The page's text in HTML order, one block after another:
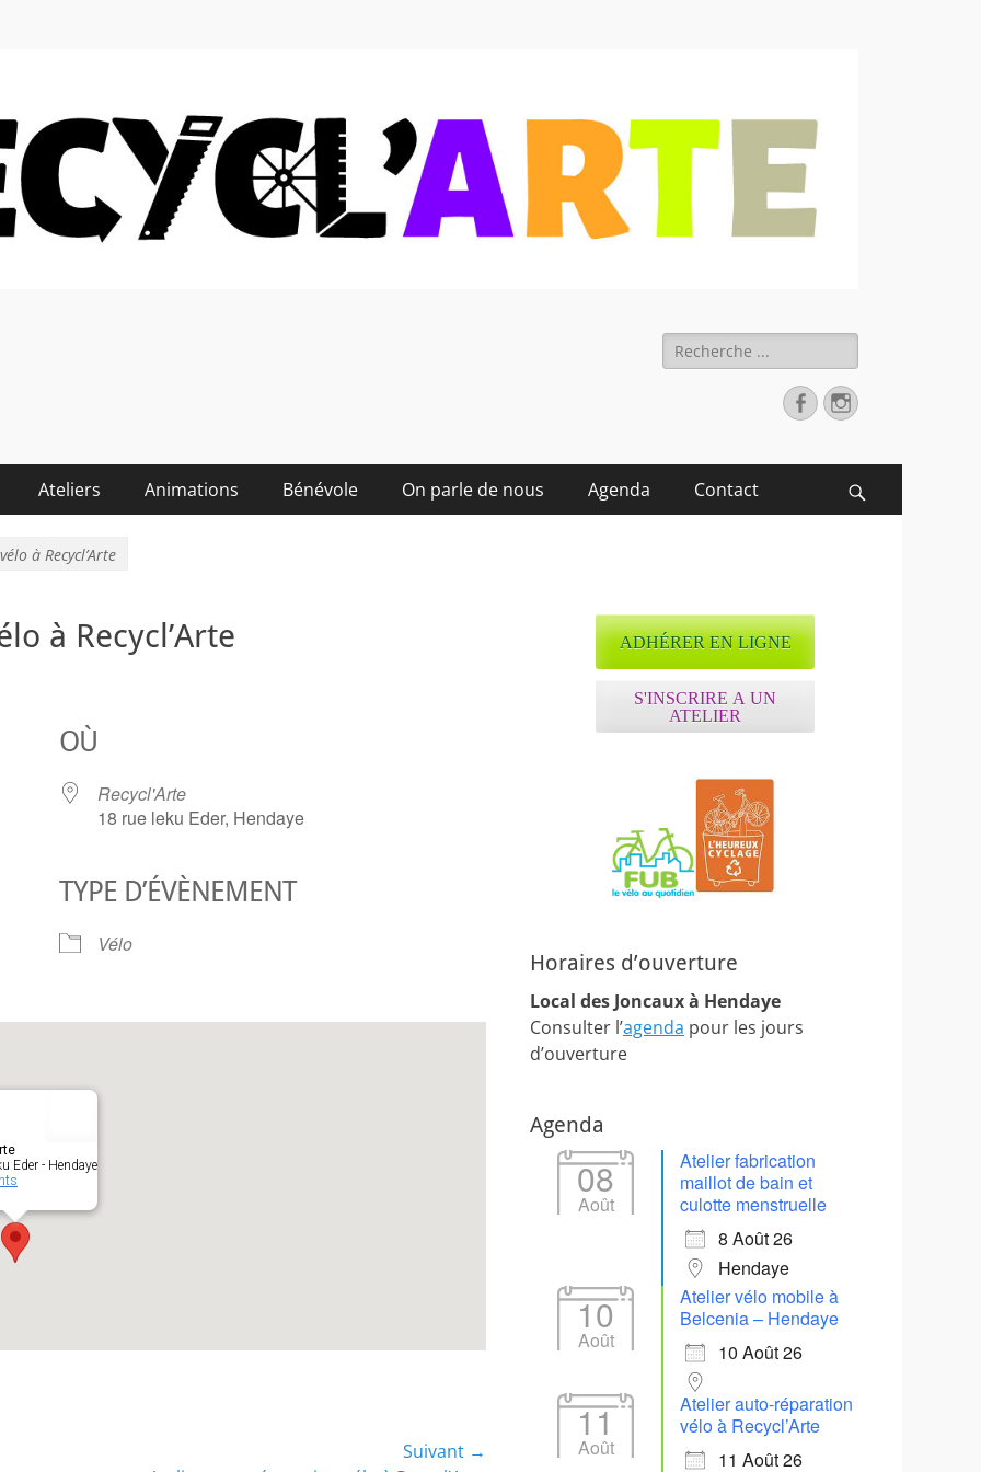
Rechercher :
FacebookInstagram
Ateliers Animations Bénévole On parle de nous Agenda Contact
à Recycl’Arte
à Recycl’Arte
Google
OÙ
Recycl'Arte
18 rue leku Eder, Hendaye
TYPE D’ÉVÈNEMENT
Vélo
Eder - Hendaye
Suivant →
ADHÉRER EN LIGNE
S'INSCRIRE A UN
ATELIER
Horaires d’ouverture
Local des Joncaux à Hendaye
Consulter l’agenda pour les jours
d’ouverture
Agenda
08
Août
Atelier fabrication
maillot de bain et
culotte menstruelle
8 Août 26
Hendaye
10
Août
Atelier vélo mobile à
Belcenia – Hendaye
10 Août 26
11
Août
Atelier auto-réparation
vélo à Recycl’Arte
11 Août 26